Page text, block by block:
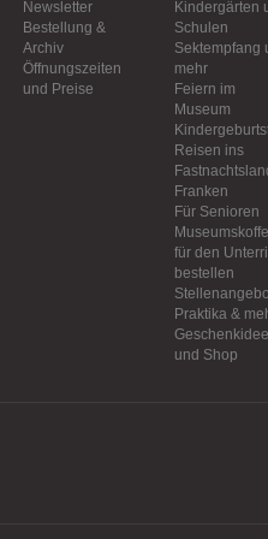
Newsletter
Bestellung &
Archiv
Öffnungszeiten
und Preise
Kindergärten
Schulen
Sektempfang
mehr
Feiern im
Museum
Reisen ins
Franken
Für Senioren
für den
bestellen
Praktika &
und Shop